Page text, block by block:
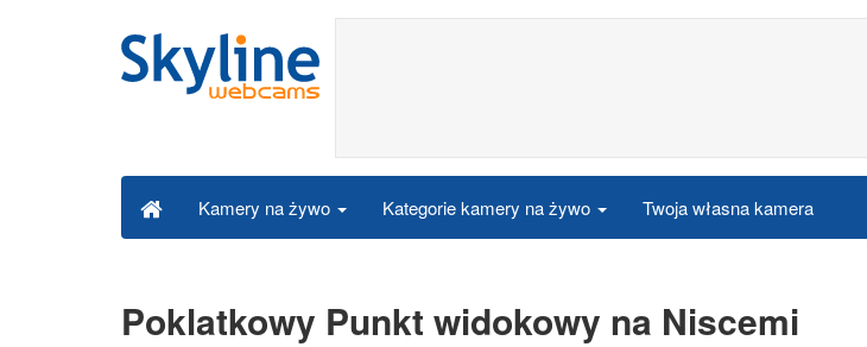
Kamery na żywo Kategorie kamery na żywo Twoja własna kamera
Poklatkowy Punkt widokowy na Niscemi